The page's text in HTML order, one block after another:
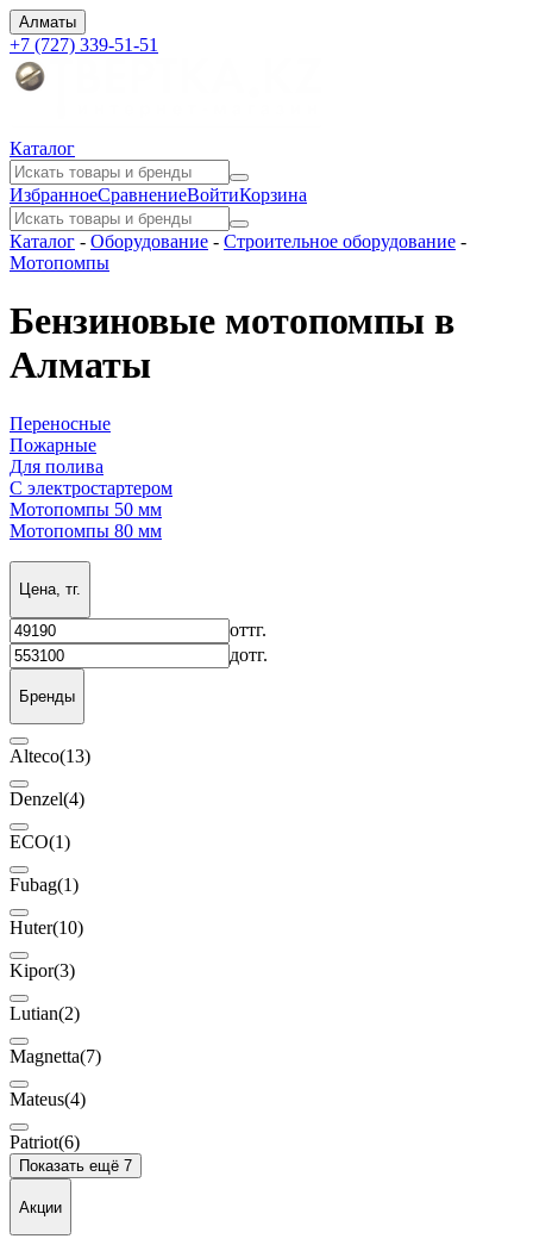
Алматы
+7 (727) 339-51-51
Каталог
ИзбранноеСравнениеВойтиКорзина
Каталог - Оборудование - Строительное оборудование -
Мотопомпы
Бензиновые мотопомпы в
Алматы
Переносные
Пожарные
Для полива
С электростартером
Мотопомпы 50 мм
Мотопомпы 80 мм
Цена, тг.
оттг.
дотг.
Бренды
Alteco(13)
Denzel(4)
ECO(1)
Fubag(1)
Huter(10)
Kipor(3)
Lutian(2)
Magnetta(7)
Mateus(4)
Patriot(6)
Показать ещё 7
Акции